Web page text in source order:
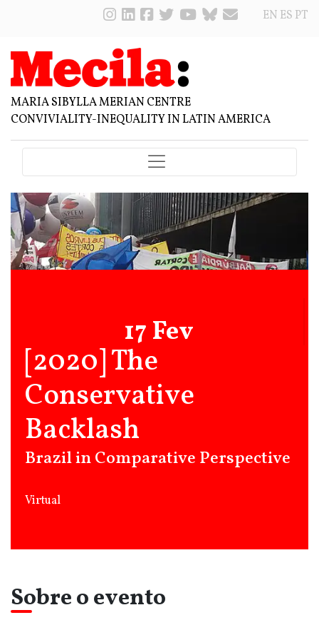
EN ES PT
MARIA SIBYLLA MERIAN CENTRE
CONVIVIALITY-INEQUALITY IN LATIN AMERICA
17 Fev
[2020] The
Conservative
Backlash
Brazil in Comparative Perspective
Virtual
Sobre o evento